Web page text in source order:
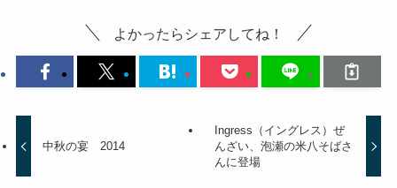
よかったらシェアしてね！
中秋の宴 2014
Ingress（イングレス）ぜ
んざい、泡瀬の米八そばさ
んに登場